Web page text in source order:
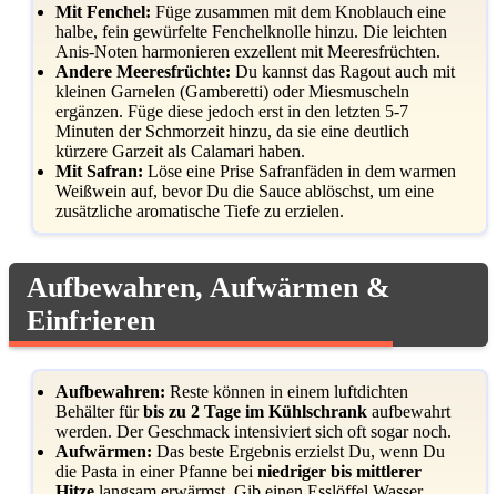
Mit Fenchel: Füge zusammen mit dem Knoblauch eine
halbe, fein gewürfelte Fenchelknolle hinzu. Die leichten
Anis-Noten harmonieren exzellent mit Meeresfrüchten.
Andere Meeresfrüchte: Du kannst das Ragout auch mit
kleinen Garnelen (Gamberetti) oder Miesmuscheln
ergänzen. Füge diese jedoch erst in den letzten 5-7
Minuten der Schmorzeit hinzu, da sie eine deutlich
kürzere Garzeit als Calamari haben.
Mit Safran: Löse eine Prise Safranfäden in dem warmen
Weißwein auf, bevor Du die Sauce ablöschst, um eine
zusätzliche aromatische Tiefe zu erzielen.
Aufbewahren, Aufwärmen &
Einfrieren
Aufbewahren: Reste können in einem luftdichten
Behälter fürbis zu 2 Tage im Kühlschrank aufbewahrt
werden. Der Geschmack intensiviert sich oft sogar noch.
Aufwärmen: Das beste Ergebnis erzielst Du, wenn Du
die Pasta in einer Pfanne bei niedriger bis mittlerer